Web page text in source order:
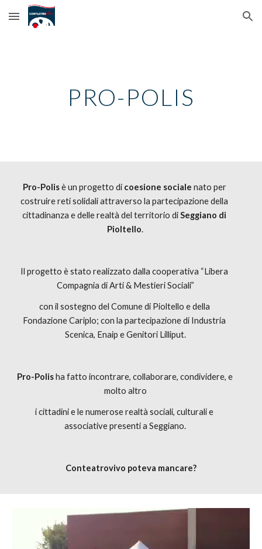
Skip to main content Skip to navigation
PRO-POLIS
Pro-Polis è un progetto di coesione sociale nato per
costruire reti solidali attraverso la partecipazione della
cittadinanza e delle realtà del territorio di Seggiano di
Pioltello.
Il progetto è stato realizzato dalla cooperativa “Libera
Compagnia di Arti & Mestieri Sociali”
con il sostegno del Comune di Pioltello e della
Fondazione Cariplo; con la partecipazione di Industria
Scenica, Enaip e Genitori Lilliput.
Pro-Polis ha fatto incontrare, collaborare, condividere, e
molto altro
i cittadini e le numerose realtà sociali, culturali e
associative presenti a Seggiano.
Conteatrovivo poteva mancare?